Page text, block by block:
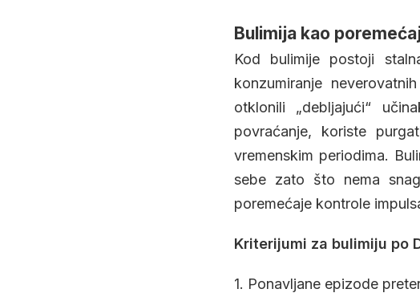
Bulimija kao
Kod bulimije postoji
konzumiranje
otklonili „debljajući“
povraćanje, koriste
vremenskim periodima.
sebe zato što nema
poremećaje kontrole
Kriterijumi za bulimiju po
1. Ponavljane epizode